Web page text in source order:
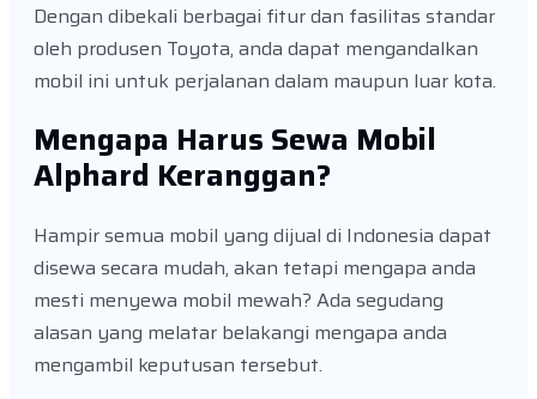
Dengan dibekali berbagai fitur dan fasilitas standar
oleh produsen Toyota, anda dapat mengandalkan
mobil ini untuk perjalanan dalam maupun luar kota.
Mengapa Harus Sewa Mobil
Alphard Keranggan?
Hampir semua mobil yang dijual di Indonesia dapat
disewa secara mudah, akan tetapi mengapa anda
mesti menyewa mobil mewah? Ada segudang
alasan yang melatar belakangi mengapa anda
mengambil keputusan tersebut.